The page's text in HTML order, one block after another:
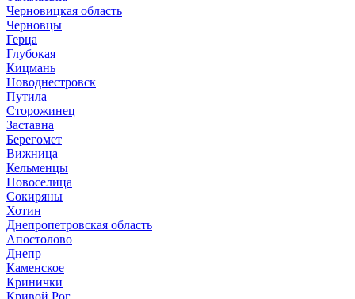
Черновицкая область
Черновцы
Герца
Глубокая
Кицмань
Новоднестровск
Путила
Сторожинец
Заставна
Берегомет
Вижница
Кельменцы
Новоселица
Сокиряны
Хотин
Днепропетровская область
Апостолово
Днепр
Каменское
Кринички
Кривой Рог